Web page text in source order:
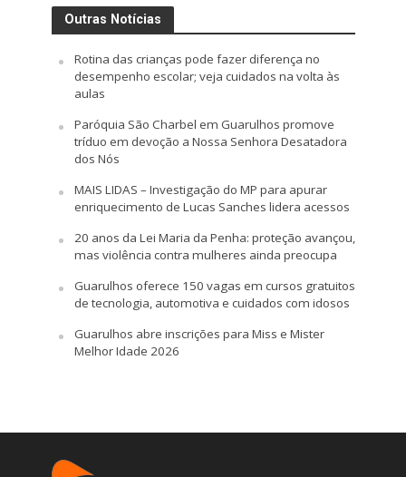
Outras Notícias
Rotina das crianças pode fazer diferença no
desempenho escolar; veja cuidados na volta às
aulas
Paróquia São Charbel em Guarulhos promove
tríduo em devoção a Nossa Senhora Desatadora
dos Nós
MAIS LIDAS – Investigação do MP para apurar
enriquecimento de Lucas Sanches lidera acessos
20 anos da Lei Maria da Penha: proteção avançou,
mas violência contra mulheres ainda preocupa
Guarulhos oferece 150 vagas em cursos gratuitos
de tecnologia, automotiva e cuidados com idosos
Guarulhos abre inscrições para Miss e Mister
Melhor Idade 2026